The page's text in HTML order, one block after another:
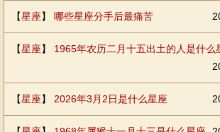
【星座】 哪些星座分手后最痛苦
【星座】 1965年农历二月十五出土的人是什么
【星座】 2026年3月2日是什么星座